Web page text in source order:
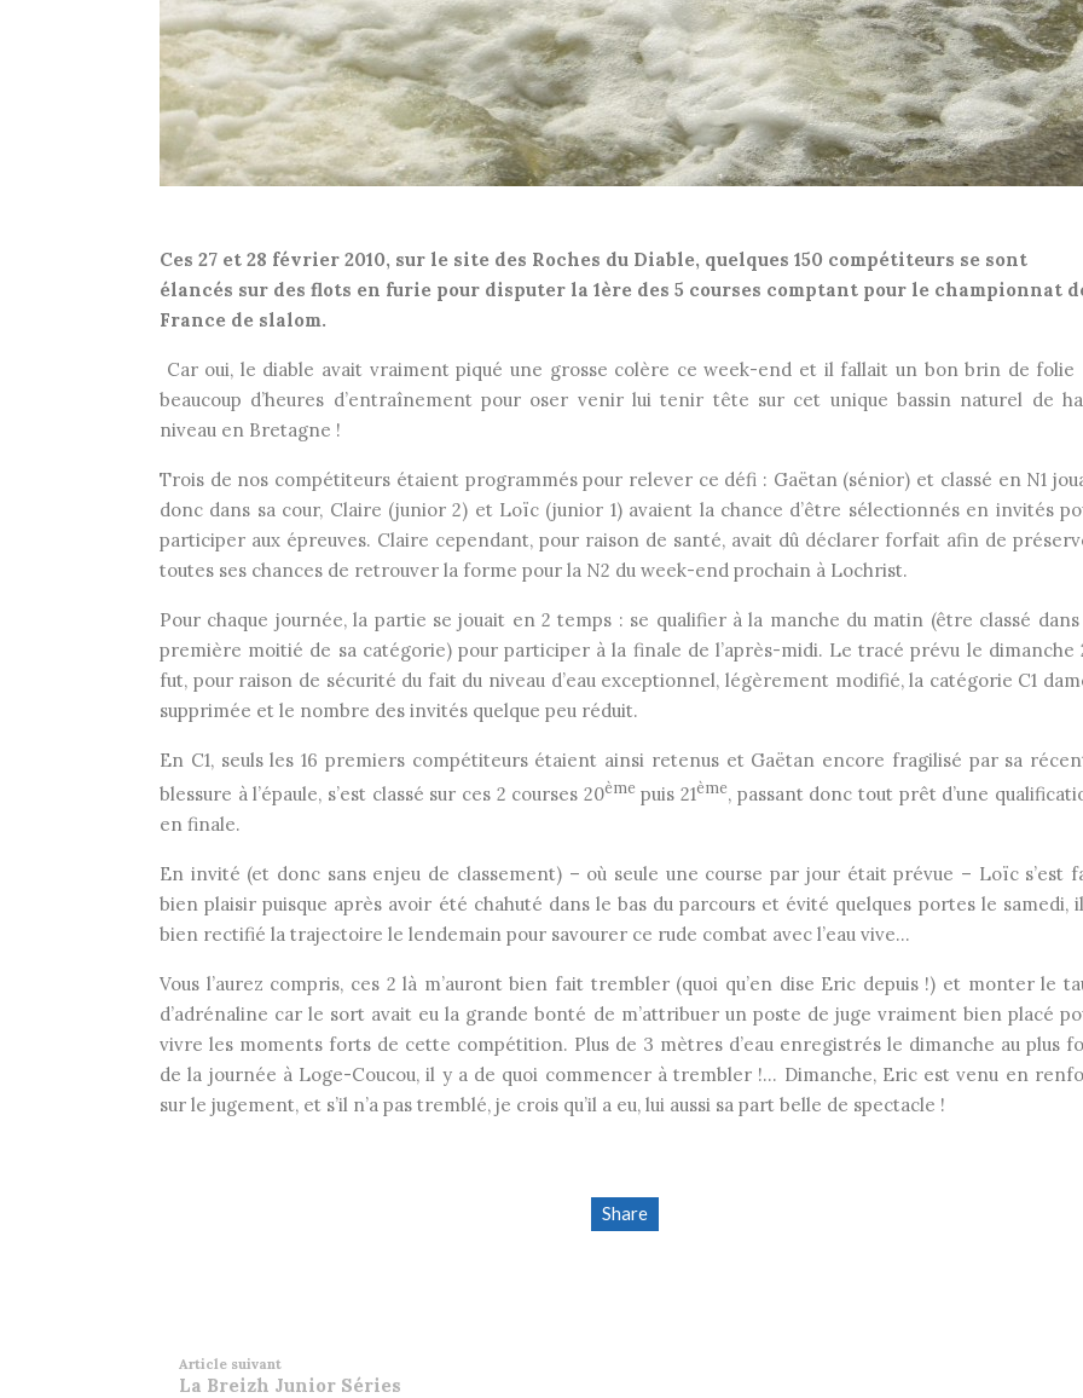
Ces 27 et 28 février 2010, sur le site des Roches du Diable, quelques 150 compétiteurs se sont
élancés sur des flots en furie pour disputer la 1ère des 5 courses comptant pour le championnat
France de slalom.
Car oui, le diable avait vraiment piqué une grosse colère ce week-end et il fallait un bon brin de folie
beaucoup d’heures d’entraînement pour oser venir lui tenir tête sur cet unique bassin naturel de
niveau en Bretagne !
Trois de nos compétiteurs étaient programmés pour relever ce défi : Gaëtan (sénior) et classé en N1
donc dans sa cour, Claire (junior 2) et Loïc (junior 1) avaient la chance d’être sélectionnés en invités
participer aux épreuves. Claire cependant, pour raison de santé, avait dû déclarer forfait afin de
toutes ses chances de retrouver la forme pour la N2 du week-end prochain à Lochrist.
Pour chaque journée, la partie se jouait en 2 temps : se qualifier à la manche du matin (être classé dans
première moitié de sa catégorie) pour participer à la finale de l’après-midi. Le tracé prévu le dimanche
fut, pour raison de sécurité du fait du niveau d’eau exceptionnel, légèrement modifié, la catégorie C1
supprimée et le nombre des invités quelque peu réduit.
En C1, seuls les 16 premiers compétiteurs étaient ainsi retenus et Gaëtan encore fragilisé par sa
blessure à l’épaule, s’est classé sur ces 2 courses 20ème puis 21ème, passant donc tout prêt d’une
en finale.
En invité (et donc sans enjeu de classement) – où seule une course par jour était prévue – Loïc s’est
bien plaisir puisque après avoir été chahuté dans le bas du parcours et évité quelques portes le samedi,
bien rectifié la trajectoire le lendemain pour savourer ce rude combat avec l’eau vive…
Vous l’aurez compris, ces 2 là m’auront bien fait trembler (quoi qu’en dise Eric depuis !) et monter le
d’adrénaline car le sort avait eu la grande bonté de m’attribuer un poste de juge vraiment bien placé
vivre les moments forts de cette compétition. Plus de 3 mètres d’eau enregistrés le dimanche au plus
de la journée à Loge-Coucou, il y a de quoi commencer à trembler !… Dimanche, Eric est venu en
sur le jugement, et s’il n’a pas tremblé, je crois qu’il a eu, lui aussi sa part belle de spectacle !
Share
Article suivant
La Breizh Junior Séries